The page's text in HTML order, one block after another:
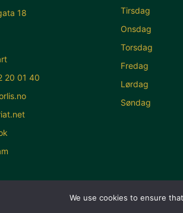
18
20 01 40
Tirsdag
Onsdag
Torsdag
Fredag
Lørdag
Søndag
We use cookies to ensure